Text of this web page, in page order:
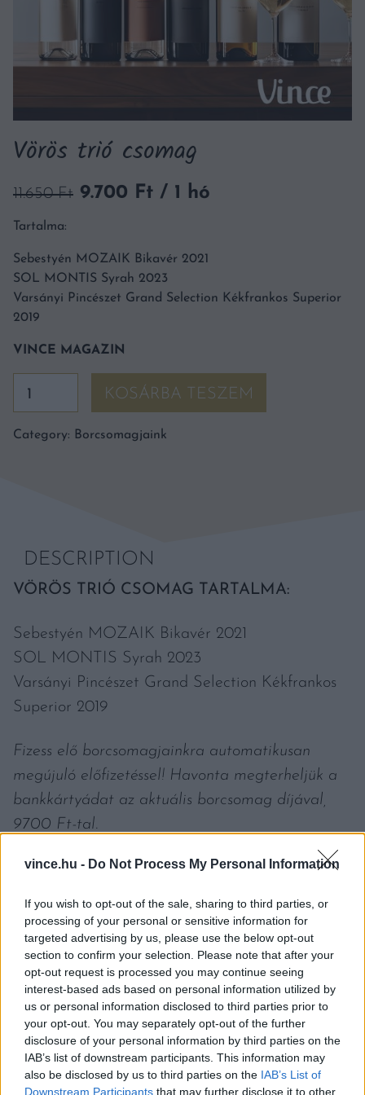
vince.hu - Do Not Process My Personal Information
If you wish to opt-out of the sale, sharing to third parties, or
processing of your personal or sensitive information for
targeted advertising by us, please use the below opt-out
section to confirm your selection. Please note that after your
opt-out request is processed you may continue seeing
interest-based ads based on personal information utilized by
us or personal information disclosed to third parties prior to
your opt-out. You may separately opt-out of the further
disclosure of your personal information by third parties on the
IAB’s list of downstream participants. This information may
also be disclosed by us to third parties on the IAB’s List of
Downstream Participants that may further disclose it to other
Vörös trió csomag
11.650Ft Original
11.650 Ft.
9.700 FtCurrent
9.700 Ft.
/ 1 hó
Tartalma:
Sebestyén MOZAIK Bikavér 2021
SOL MONTIS Syrah 2023
Varsányi Pincészet Grand Selection Kékfrankos Superior
2019
VINCE MAGAZIN
trió
quantity
KOSÁRBA TESZEM
Category: Borcsomagjaink
DESCRIPTION
VÖRÖS TRIÓ CSOMAG TARTALMA:
Sebestyén MOZAIK Bikavér 2021
SOL MONTIS Syrah 2023
Varsányi Pincészet Grand Selection Kékfrankos
Superior 2019
Fizess elő borcsomagjainkra automatikusan
megújuló előfizetéssel! Havonta megterheljük a
bankkártyádat az aktuális borcsomag díjával,
9700 Ft-tal.
Előfizetésedet akármikor lemondhatod belépést
követően a Fiók menüpont Előfizetéseim
pontjára kattintva!
KAPCSOLÓDÓ CIKKEK
Kortyok